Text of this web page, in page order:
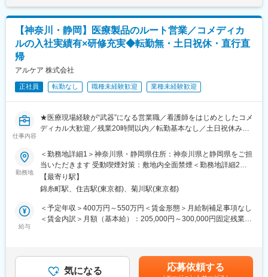
■働きやすい環境：
・残業：平均20時間程度
・土日祝休み・年休124日(2025年度実績)
・転勤：希望勤務地制度が設けられており、個人の意に反する転
・福利厚生：扶養手当、住宅手当あり（社内規定に基づき支給）
■アルケアについて：
りを持った社員が活躍しており、お互いに助け合う風土が根付い
ています。
今から70年近く前、病院で骨折治療をする際には、看護師の方が
数時間かけて包帯に石膏を塗り込む「ギプス包帯」を作っていま
「看護師の方の負担を軽くしたい」、「患者さんが早く治療を受
けられるようにしたい」という想いから、国内初の「スピードギ
までも目安の金額であり、選考を通じて上下する可能性がありま
す。月給(月額)は固定手当を含めた表記です。
【神奈川・静岡】医療製品のルート営業／コメディカ
ルの入社実績有×研修充実◆転勤無・土日祝休・直行直
帰
アルケア 株式会社
正社員 転勤なし 職種未経験歓迎 業種未経験歓迎
仕事内容
★医療現場経験が“武器”になる営業職／看護師をはじめとしたコメ
ディカル大歓迎／残業20時間以内／転勤基本なし／土日祝休み／
績あり★
患者さんと現場に寄り添える営業として、医療の課題を本気で解
決する仕事です。転勤は原則なく、働きやすさも抜群。社員を大
切にする日系ホワイト企業で、医療の未来づくりに貢献しません
か？
装置まで幅広い製品をご提案いただきます。売上に縛られるので
はなく、“医療現場にとって最適なケアは何か”を軸に提案できるの
勤務地
＜勤務地詳細1＞神奈川県・静岡県住所：神奈川県と静岡県をご担
当いただきます 受動喫煙対策：敷地内全面禁煙＜勤務地詳細2＞
東京営業所住所：東京都墨田区錦糸1-2-1 アルカセントラル19F勤
務地最寄駅：各線／錦糸町駅受動喫煙対策：屋内全面禁煙変更の
【最寄り駅】
錦糸町駅、住吉駅(東京都)、菊川駅(東京都)
給与
＜予定年収＞400万円～550万円＜賃金形態＞月給制補足事項なし
＜賃金内訳＞月額（基本給）：205,000円～300,000円固定残業手
＞※固定残業代は外勤手当として支給いたします。※ご経験・スキ
ルを考慮し、社内規定により決定いたします。■昇給：年1回（7
気になる 応募依頼する